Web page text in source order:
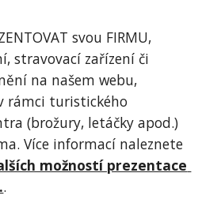
svou FIRMU,
stravovací zařízení či
na našem webu,
rámci turistického
(brožury, letáčky apod.)
možností prezentace
.